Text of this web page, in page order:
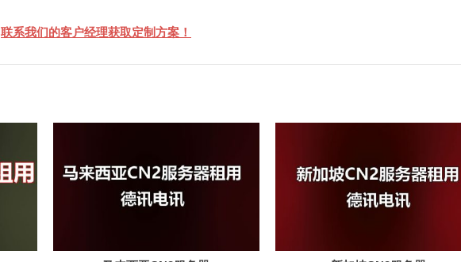
联系我们的客户经理获取定制方案！